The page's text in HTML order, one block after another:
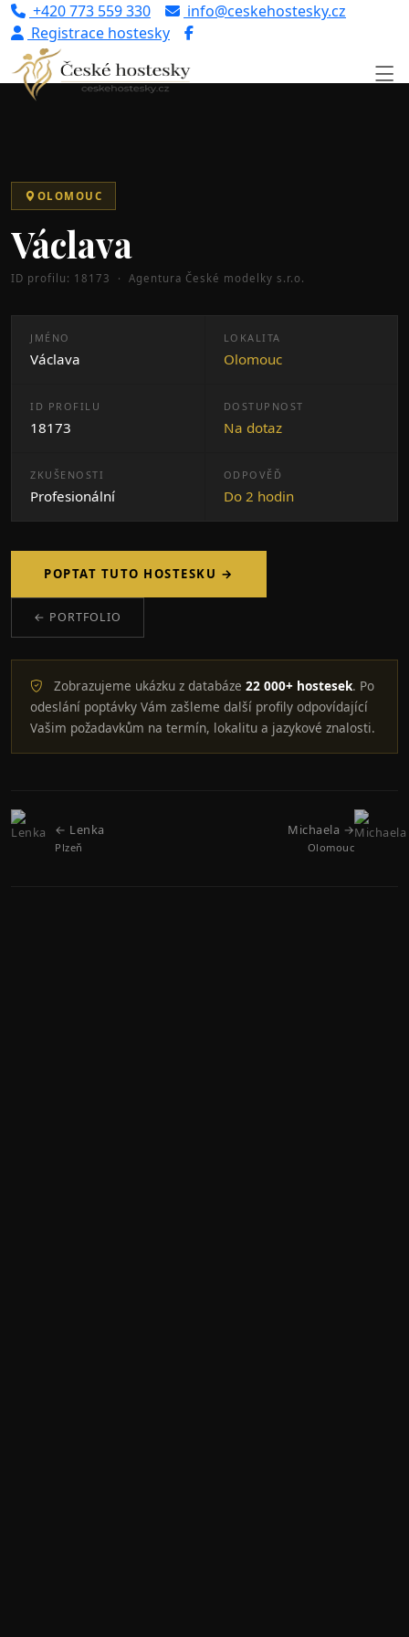
+420 773 559 330
info@ceskehostesky.cz
Registrace hostesky
Úvod Portfolio Olomouc Václava (ID: 18173)
OLOMOUC
Václava
ID profilu: 18173 · Agentura České modelky s.r.o.
JMÉNO
Václava
LOKALITA
Olomouc
ID PROFILU
18173
DOSTUPNOST
Na dotaz
ZKUŠENOSTI
Profesionální
ODPOVĚĎ
Do 2 hodin
POPTAT TUTO HOSTESKU →
← PORTFOLIO
Zobrazujeme ukázku z databáze 22 000+ hostesek. Po
odeslání poptávky Vám zašleme další profily odpovídající
Vašim požadavkům na termín, lokalitu a jazykové znalosti.
← Lenka
Plzeň
Michaela →
Olomouc